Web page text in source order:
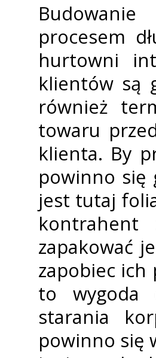
procesem
hurtowni
klientów są
również
towaru
klienta. By
powinno się
jest tutaj
kontrahent
zapakować
zapobiec ich
to wygoda
starania
powinno się